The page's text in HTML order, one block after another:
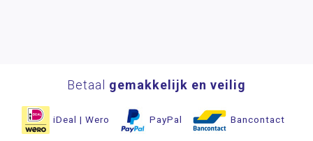
Betaal gemakkelijk en veilig
iDeal | Wero PayPal Bancontact